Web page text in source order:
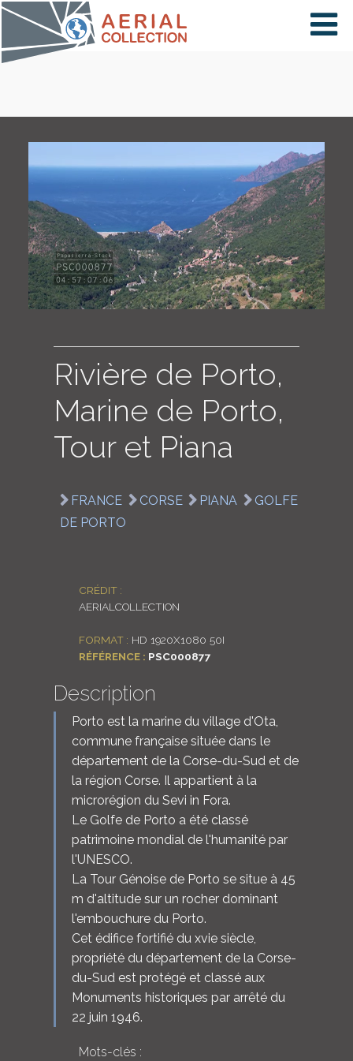
×
PAYS
CARTE
COLLECTIONS
LOGIN
ENGLISH
Rivière de Porto,
Marine de Porto,
Tour et Piana
FRANCE CORSE PIANA
GOLFE
DE PORTO
CRÉDIT :
AERIALCOLLECTION
FORMAT : HD 1920X1080 50I
RÉFÉRENCE : PSC000877
Description
Porto est la marine du village d'Ota,
commune française située dans le
département de la Corse-du-Sud et de
la région Corse. Il appartient à la
microrégion du Sevi in Fora.
Le Golfe de Porto a été classé
patrimoine mondial de l'humanité par
l'UNESCO.
La Tour Génoise de Porto se situe à 45
m d'altitude sur un rocher dominant
l'embouchure du Porto.
Cet édifice fortifié du xvie siècle,
propriété du département de la Corse-
du-Sud est protégé et classé aux
Monuments historiques par arrêté du
22 juin 1946.
Mots-clés :